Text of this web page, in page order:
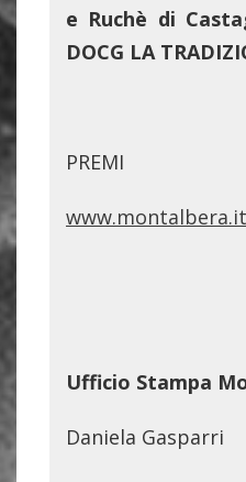
e Ruchè di
DOCG LA
PREMI
Ufficio Stampa
Daniela Gasparri